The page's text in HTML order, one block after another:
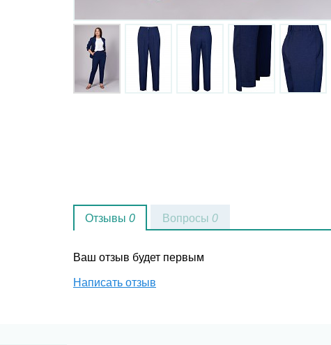
Отзывы 0
Ваш отзыв будет первым
Написать отзыв
Вопросы 0